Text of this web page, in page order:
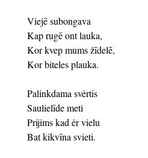
Viejē subongava
Kap rugē ont lauka,
Kor kvep mums žīdelē,
Kor biteles plauka.
Palinkdama svėrtis
Saulielīde meti
Prijims kad ėr vielu
Bat kikvīna svieti.